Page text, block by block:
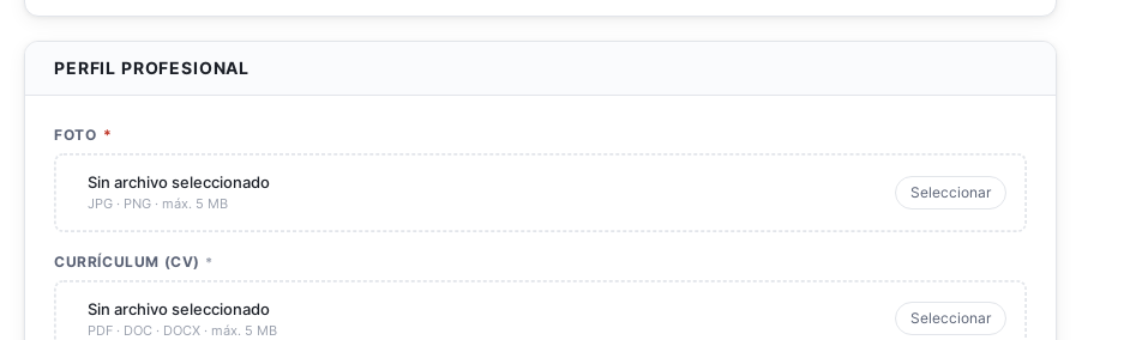
PERFIL PROFESIONAL
FOTO *
Sin archivo seleccionado
JPG · PNG · máx. 5 MB
Seleccionar
CURRÍCULUM (CV) *
Sin archivo seleccionado
PDF · DOC · DOCX · máx. 5 MB
Seleccionar